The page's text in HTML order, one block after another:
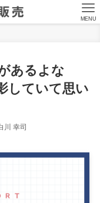
MENU
あるよな
していて思い
川 幸司